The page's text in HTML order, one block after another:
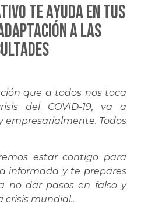
te ayuda en tus
a las
que a todos nos toca
del COVID-19, va a
empresarialmente. Todos
estar contigo para
informada y te prepares
no dar pasos en falso y
crisis mundial..